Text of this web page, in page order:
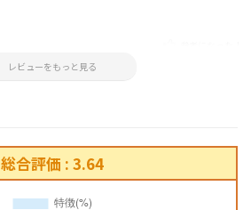
レビューをもっと見る
総合評価 : 3.64